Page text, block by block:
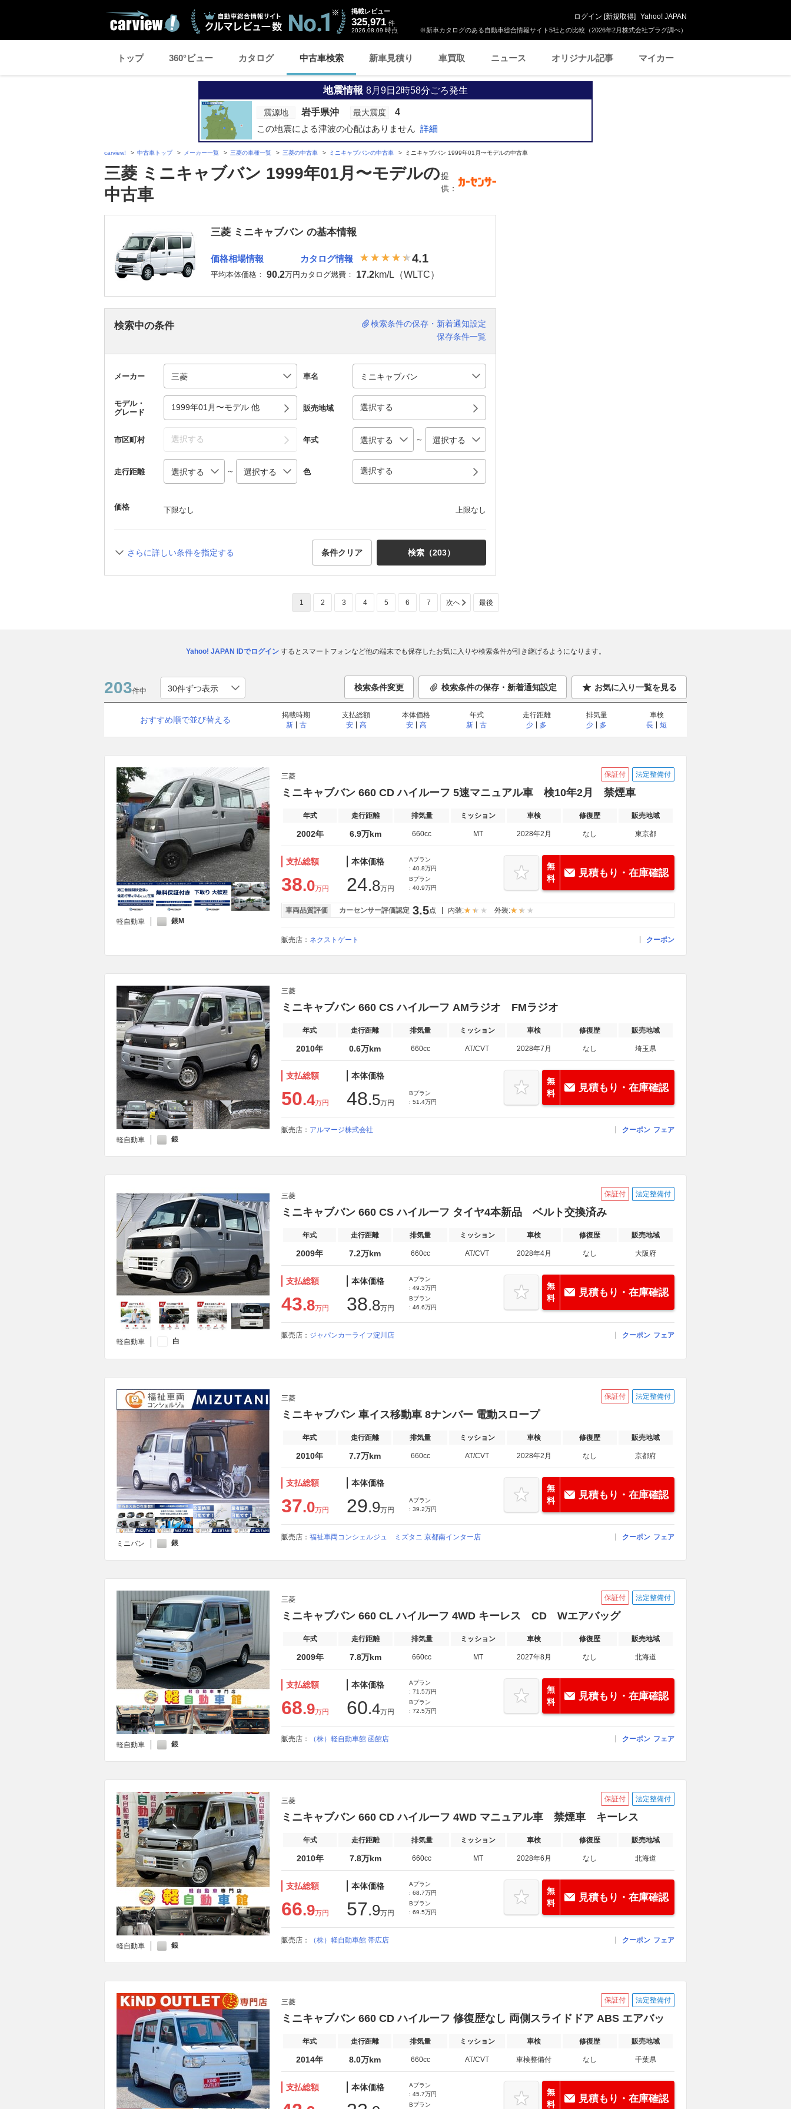
※新車カタログのある自動車総合情報サイト5社との比較（2026年2月株式会社プラグ調べ）
掲載レビュー
325,971 件
2026.08.09 時点
ログイン [新規取得] Yahoo! JAPAN
トップ 360°ビュー カタログ 中古車検索 新車見積り 車買取 ニュース オリジナル記事 マイカー
地震情報 8月9日2時58分ごろ発生
震源地 岩手県沖 最大震度
4
この地震による津波の心配はありません 詳細
carview! 中古車トップ メーカー一覧 三菱の車種一覧 三菱の中古車 ミニキャブバンの中古車 ミニキャブバン 1999年01月〜モデルの中古車
三菱 ミニキャブバン 1999年01月〜モデルの
中古車
提
供：
三菱 ミニキャブバン の基本情報
価格相場情報
平均本体価格： 90.2万円
カタログ情報 4.1
カタログ燃費： 17.2km/L（WLTC）
検索中の条件
検索条件の保存・新着通知設定
保存条件一覧
メーカー 車名
モデル・
グレード
1999年01月〜モデル 他 販売地域 選択する
市区町村 選択する 年式 ～
走行距離 ～ 色 選択する
価格 下限なし 上限なし
さらに詳しい条件を指定する 条件クリア 検索（203）
1 2 3 4 5 6 7 次へ 最後
Yahoo! JAPAN IDでログインするとスマートフォンなど他の端末でも保存したお気に入りや検索条件が引き継げるようになります。
203件中 検索条件変更 検索条件の保存・新着通知設定 お気に入り一覧を見る
おすすめ順で並び替える
掲載時期
新
古
支払総額
安
高
本体価格
安
高
年式
新
古
走行距離
少
多
排気量
少
多
車検
長
短
軽自動車 銀M
三菱 保証付 法定整備付
ミニキャブバン 660 CD ハイルーフ 5速マニュアル車 検10年2月 禁煙車
年式 走行距離 排気量 ミッション 車検 修復歴 販売地域
2002年 6.9万km 660cc MT 2028年2月 なし 東京都
支払総額
38.0万円
本体価格
24.8万円
Aプラン
: 40.8万円
Bプラン
: 40.9万円
無
料
見積もり・在庫確認
車両品質評価 カーセンサー評価認定 3.5点 内装: 外装:
販売店： ネクストゲート クーポン
軽自動車 銀
三菱
ミニキャブバン 660 CS ハイルーフ AMラジオ FMラジオ
年式 走行距離 排気量 ミッション 車検 修復歴 販売地域
2010年 0.6万km 660cc AT/CVT 2028年7月 なし 埼玉県
支払総額
50.4万円
本体価格
48.5万円
Bプラン
: 51.4万円
無
料
見積もり・在庫確認
販売店： アルマージ株式会社 クーポン フェア
軽自動車 白
三菱 保証付 法定整備付
ミニキャブバン 660 CS ハイルーフ タイヤ4本新品 ベルト交換済み
年式 走行距離 排気量 ミッション 車検 修復歴 販売地域
2009年 7.2万km 660cc AT/CVT 2028年4月 なし 大阪府
支払総額
43.8万円
本体価格
38.8万円
Aプラン
: 49.3万円
Bプラン
: 46.6万円
無
料
見積もり・在庫確認
販売店： ジャパンカーライフ淀川店 クーポン フェア
ミニバン 銀
三菱 保証付 法定整備付
ミニキャブバン 車イス移動車 8ナンバー 電動スロープ
年式 走行距離 排気量 ミッション 車検 修復歴 販売地域
2010年 7.7万km 660cc AT/CVT 2028年2月 なし 京都府
支払総額
37.0万円
本体価格
29.9万円
Aプラン
: 39.2万円
無
料
見積もり・在庫確認
販売店： 福祉車両コンシェルジュ ミズタニ 京都南インター店 クーポン フェア
軽自動車 銀
三菱 保証付 法定整備付
ミニキャブバン 660 CL ハイルーフ 4WD キーレス CD Wエアバッグ
年式 走行距離 排気量 ミッション 車検 修復歴 販売地域
2009年 7.8万km 660cc MT 2027年8月 なし 北海道
支払総額
68.9万円
本体価格
60.4万円
Aプラン
: 71.5万円
Bプラン
: 72.5万円
無
料
見積もり・在庫確認
販売店： （株）軽自動車館 函館店 クーポン フェア
軽自動車 銀
三菱 保証付 法定整備付
ミニキャブバン 660 CD ハイルーフ 4WD マニュアル車 禁煙車 キーレス
年式 走行距離 排気量 ミッション 車検 修復歴 販売地域
2010年 7.8万km 660cc MT 2028年6月 なし 北海道
支払総額
66.9万円
本体価格
57.9万円
Aプラン
: 68.7万円
Bプラン
: 69.5万円
無
料
見積もり・在庫確認
販売店： （株）軽自動車館 帯広店 クーポン フェア
三菱 保証付 法定整備付
ミニキャブバン 660 CD ハイルーフ 修復歴なし 両側スライドドア ABS エアバッ
年式 走行距離 排気量 ミッション 車検 修復歴 販売地域
2014年 8.0万km 660cc AT/CVT 車検整備付 なし 千葉県
支払総額 本体価格
Aプラン
: 45.7万円
Bプラン
無
料
見積もり・在庫確認